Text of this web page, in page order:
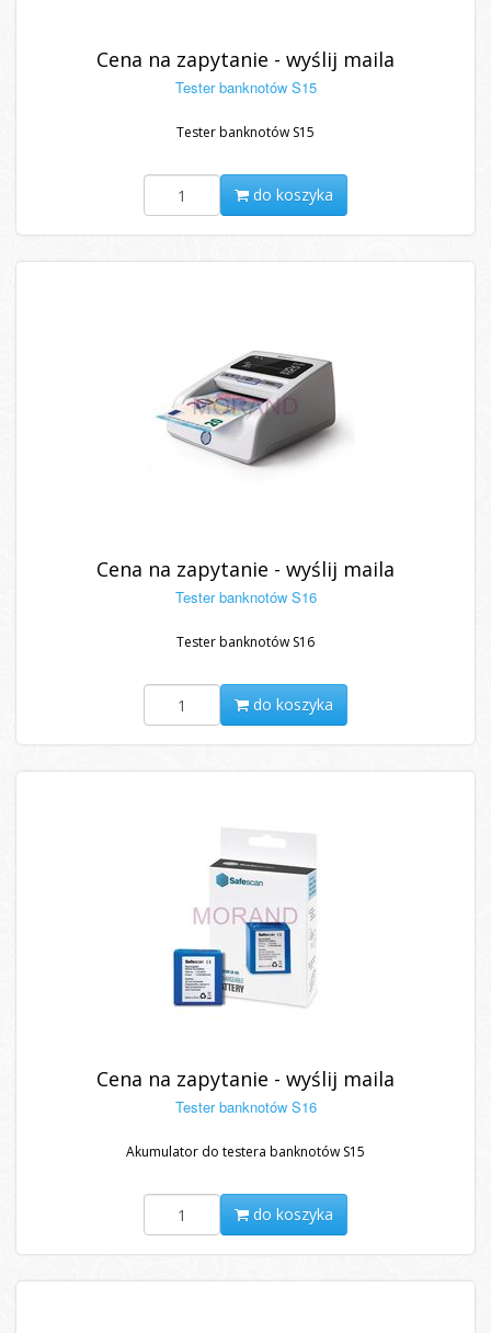
Cena na zapytanie - wyślij maila
Tester banknotów S15
Tester banknotów S15
do koszyka
Cena na zapytanie - wyślij maila
Tester banknotów S16
Tester banknotów S16
do koszyka
Cena na zapytanie - wyślij maila
Tester banknotów S16
Akumulator do testera banknotów S15
do koszyka